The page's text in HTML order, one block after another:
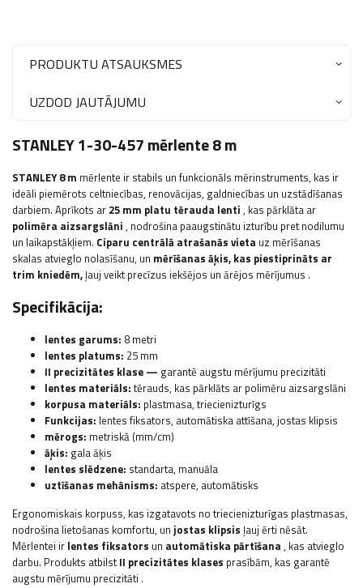
PRODUKTU ATSAUKSMES
UZDOD JAUTĀJUMU
STANLEY 1-30-457 mērlente 8 m
STANLEY 8 m mērlente ir stabils un funkcionāls mērinstruments, kas ir
ideāli piemērots celtniecības, renovācijas, galdniecības un uzstādīšanas
darbiem. Aprīkots ar 25 mm platu tērauda lenti , kas pārklāta ar
polimēra aizsargslāni , nodrošina paaugstinātu izturību pret nodilumu
un laikapstākļiem. Ciparu centrālā atrašanās vieta uz mērīšanas
skalas atvieglo nolasīšanu, un mērīšanas āķis, kas piestiprināts ar
trim kniedēm, ļauj veikt precīzus iekšējos un ārējos mērījumus .
Specifikācija:
lentes garums: 8 metri
lentes platums: 25 mm
II precizitātes klase — garantē augstu mērījumu precizitāti
lentes materiāls: tērauds, kas pārklāts ar polimēru aizsargslāni
korpusa materiāls: plastmasa, triecienizturīgs
Funkcijas: lentes fiksators, automātiska attīšana, jostas klipsis
mērogs: metriskā (mm/cm)
āķis: gala āķis
lentes slēdzene: standarta, manuāla
uztīšanas mehānisms: atspere, automātisks
Ergonomiskais korpuss, kas izgatavots no triecienizturīgas plastmasas,
nodrošina lietošanas komfortu, un jostas klipsis ļauj ērti nēsāt.
Mērlentei ir lentes fiksators un automātiska pārtīšana, kas atvieglo
darbu. Produkts atbilstII precizitātes klases prasībām, kas garantē
augstu mērījumu precizitāti .